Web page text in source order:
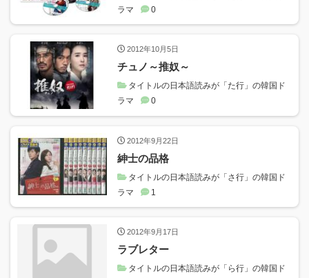
ラマ
0
2012年10月5日
チュノ～推奴～
タイトルの日本語読みが「た行」の韓国ド
ラマ
0
2012年9月22日
紳士の品格
タイトルの日本語読みが「さ行」の韓国ド
ラマ
1
2012年9月17日
ラブレター
タイトルの日本語読みが「ら行」の韓国ド